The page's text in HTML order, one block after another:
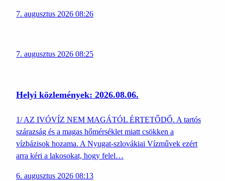
7. augusztus 2026 08:26
7. augusztus 2026 08:25
Helyi közlemények: 2026.08.06.
1/ AZ IVÓVÍZ NEM MAGÁTÓL ÉRTETŐDŐ. A tartós
szárazság és a magas hőmérséklet miatt csökken a
vízbázisok hozama. A Nyugat-szlovákiai Vízművek ezért
arra kéri a lakosokat, hogy felel…
6. augusztus 2026 08:13